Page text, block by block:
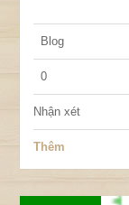
Blog
0
Nhận xét
Thêm